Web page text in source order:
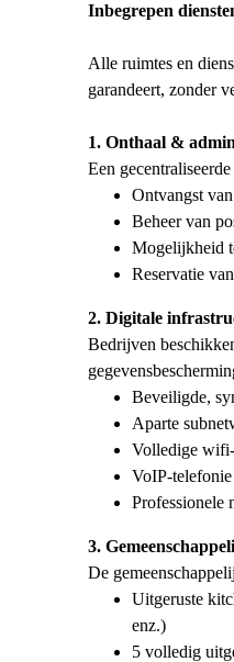
Inbegrepen
Alle ruimtes en
garandeert, zonder
1. Onthaal &
Een
Ontvangst
Beheer van
Mogelijkheid
Reservatie
2. Digitale
Bedrijven
Beveiligde,
Aparte
Volledige
VoIP-
Professionele
3.
De
Uitgeruste
enz.)
5 volledig